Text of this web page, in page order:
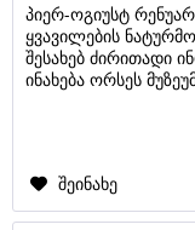
პიერ-ოგიუსტ
ყვავილების
შესახებ ძირითადი
ინახება ორსეს
შეინახე